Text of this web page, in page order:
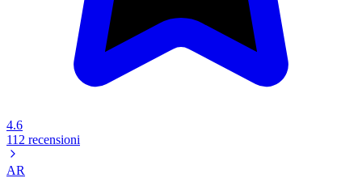
4.6
112 recensioni
AR